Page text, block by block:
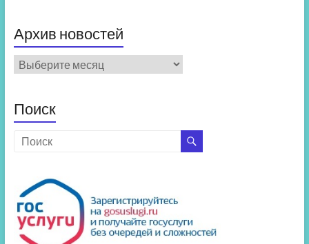
Архив новостей
Архив
новостей
Поиск